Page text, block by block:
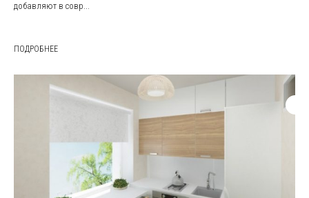
добавляют в совр...
ПОДРОБНЕЕ